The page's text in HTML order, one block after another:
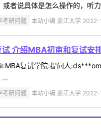
或者说具体是怎么操作的，听
考研问题 本站小编 浙江大学
介绍MBA初审和复试安
:MBA复试学院:提问人
...
考研问题 本站小编 浙江大学